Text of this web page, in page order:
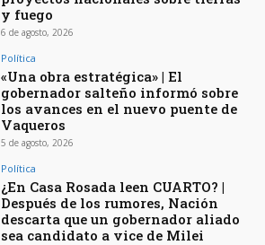
y fuego
6 de agosto, 2026
Política
«Una obra estratégica» | El
gobernador salteño informó sobre
los avances en el nuevo puente de
Vaqueros
5 de agosto, 2026
Política
¿En Casa Rosada leen CUARTO? |
Después de los rumores, Nación
descarta que un gobernador aliado
sea candidato a vice de Milei